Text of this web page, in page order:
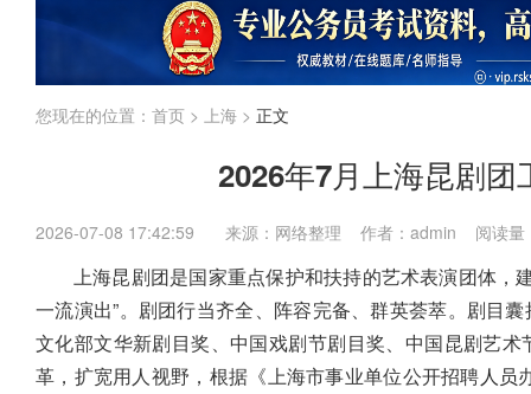
江苏
福建 广东 广西
海南
国考
省考 企业 内蒙古
您现在的位置： 首页 > 上海 > 正文
2026年7月上海昆剧
2026-07-08 17:42:59 来源：网络整理 作者：admin 阅读量
上海昆剧团是国家重点保护和扶持的艺术表演团体，
一流演出”。剧团行当齐全、阵容完备、群英荟萃。剧目
文化部文华新剧目奖、中国戏剧节剧目奖、中国昆剧艺
革，扩宽用人视野，根据《上海市事业单位公开招聘人员